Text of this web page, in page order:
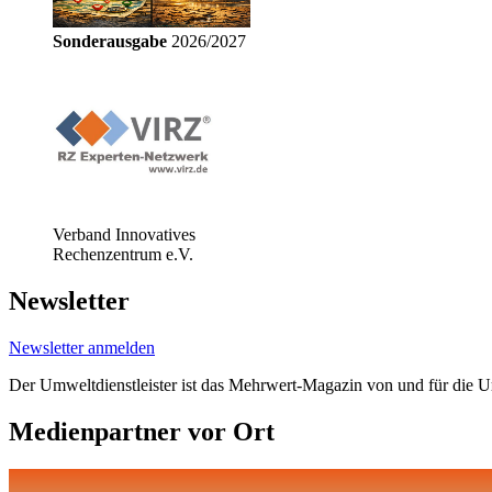
Sonderausgabe 2026/2027
Verband Innovatives
Rechenzentrum e.V.
Newsletter
Newsletter anmelden
Der Umweltdienstleister ist das Mehrwert-Magazin von und für die
Medienpartner vor Ort